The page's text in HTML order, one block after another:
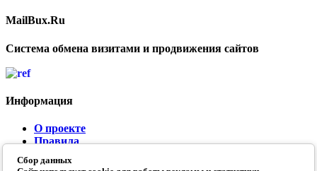
MailBux.Ru
Система обмена визитами и продвижения сайтов
Информация
О проекте
Правила
FAQ
Сбор данных